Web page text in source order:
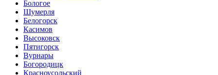
Бологое
Шумерля
Белогорск
Касимов
Высоковск
Пятигорск
Вурнары
Богородицк
Красноусольский